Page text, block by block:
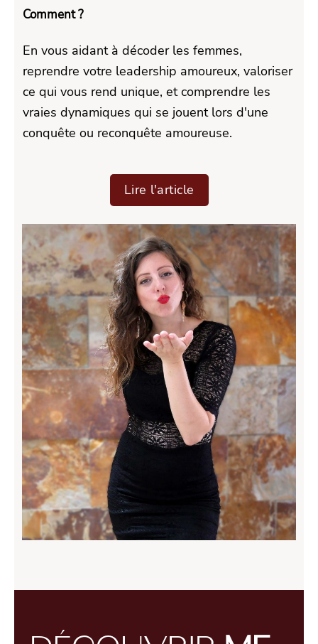
Comment ?
En vous aidant à décoder les femmes,
reprendre votre leadership amoureux, valoriser
ce qui vous rend unique, et comprendre les
vraies dynamiques qui se jouent lors d'une
conquête ou reconquête amoureuse.
Lire l'article